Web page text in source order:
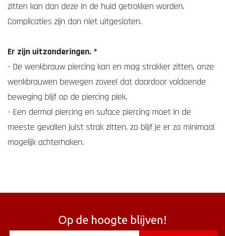
zitten kan dan deze in de huid getrokken worden.
Complicaties zijn dan niet uitgesloten.
Er zijn uitzonderingen. *
- De wenkbrauw piercing kan en mag strakker zitten, onze
wenkbrauwen bewegen zoveel dat daardoor voldoende
beweging blijf op de piercing plek.
- Een dermal piercing en suface piercing moet in de
meeste gevallen juist strak zitten, zo blijf je er zo minimaal
mogelijk achterhaken.
Op de hoogte blijven!